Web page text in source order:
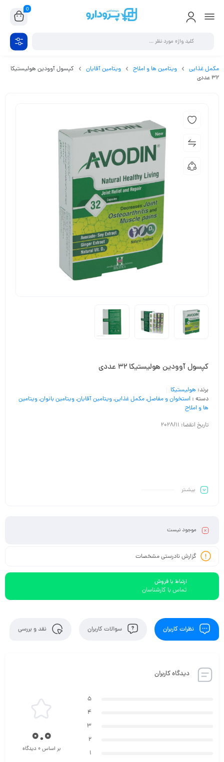
0
مکمل غذایی ویتامین ها و املاح ویتامین آقایان
کپسول آوودین هولیستیکا
32 عددی
کپسول آوودین هولیستیکا 32 عددی
برند: هولیستیکا
دسته : استخوان و مفاصل,مکمل غذایی,ویتامین آقایان,ویتامین بانوان,ویتامین
ها و املاح
تاریخ انقضا: 2028/11
بیشـتر
موجود نیست
گزارش نادرستی مشخصات
ارتباط با فروش
تماس با کارشناسان
نظرات کاربران سوالات کاربران نقد و بررسی
دیدگاه کاربران
5
4
3
2
1
0.0
بر اساس 0 دیدگاه